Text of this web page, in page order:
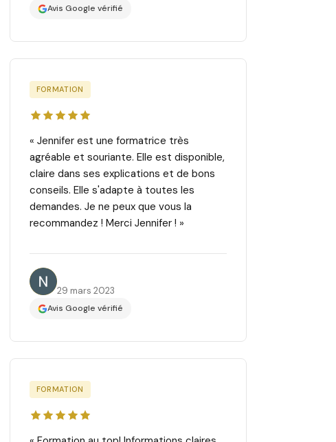
Avis Google vérifié
FORMATION
« Jennifer est une formatrice très
agréable et souriante. Elle est disponible,
claire dans ses explications et de bons
conseils. Elle s'adapte à toutes les
demandes. Je ne peux que vous la
recommandez ! Merci Jennifer ! »
Nisrine B.
29 mars 2023
Avis Google vérifié
FORMATION